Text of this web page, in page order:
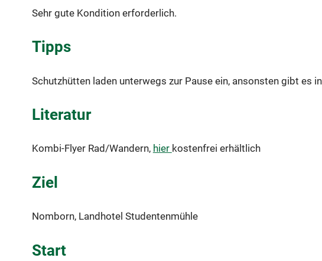
Sehr gute Kondition erforderlich.
Tipps
Schutzhütten laden unterwegs zur Pause ein, ansonsten gibt es
Literatur
Kombi-Flyer Rad/Wandern, hier kostenfrei erhältlich
Ziel
Nomborn, Landhotel Studentenmühle
Start